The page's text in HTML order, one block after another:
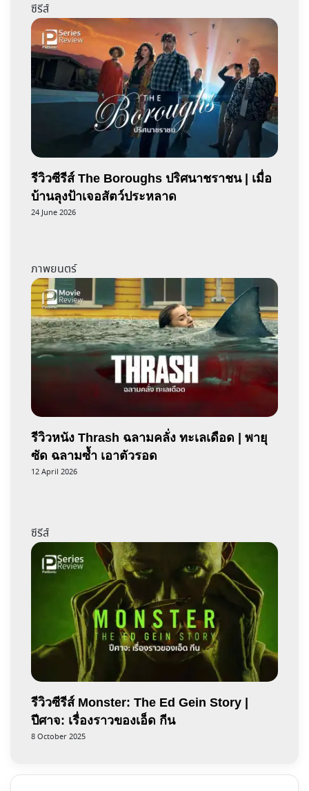
ซีรีส์
รีวิวซีรีส์ The Boroughs ปริศนาชราชน | เมื่อ
บ้านลุงป้าเจอสัตว์ประหลาด
24 June 2026
ภาพยนตร์
รีวิวหนัง Thrash ฉลามคลั่ง ทะเลเดือด | พายุ
ซัด ฉลามซ้ำ เอาตัวรอด
12 April 2026
ซีรีส์
รีวิวซีรีส์ Monster: The Ed Gein Story |
ปีศาจ: เรื่องราวของเอ็ด กีน
8 October 2025